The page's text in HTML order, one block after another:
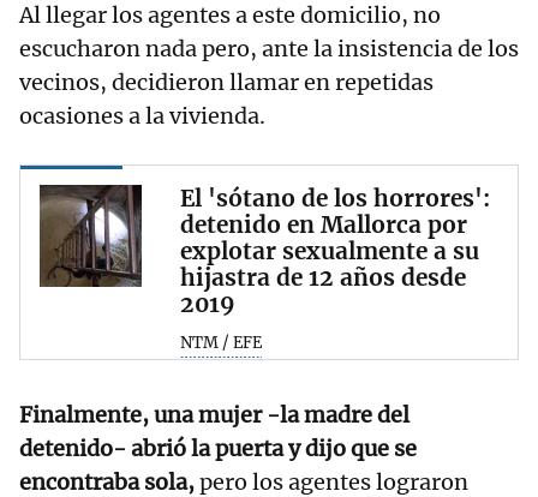
Al llegar los agentes a este domicilio, no
escucharon nada pero, ante la insistencia de los
vecinos, decidieron llamar en repetidas
ocasiones a la vivienda.
El 'sótano de los horrores':
detenido en Mallorca por
explotar sexualmente a su
hijastra de 12 años desde
2019
NTM / EFE
Finalmente, una mujer -la madre del
detenido- abrió la puerta y dijo que se
encontraba sola,pero los agentes lograron